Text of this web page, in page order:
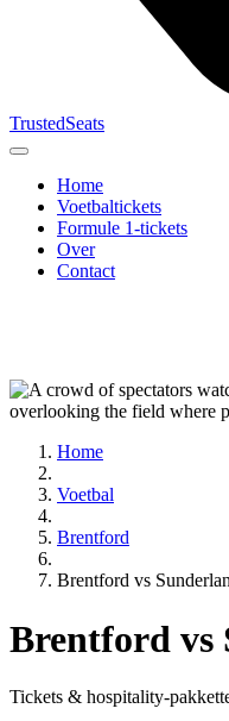
TrustedSeats
Home
Voetbaltickets
Formule 1-tickets
Over
Contact
Home
Voetbal
Brentford
Brentford vs
Brentford vs
Tickets & hospitality-